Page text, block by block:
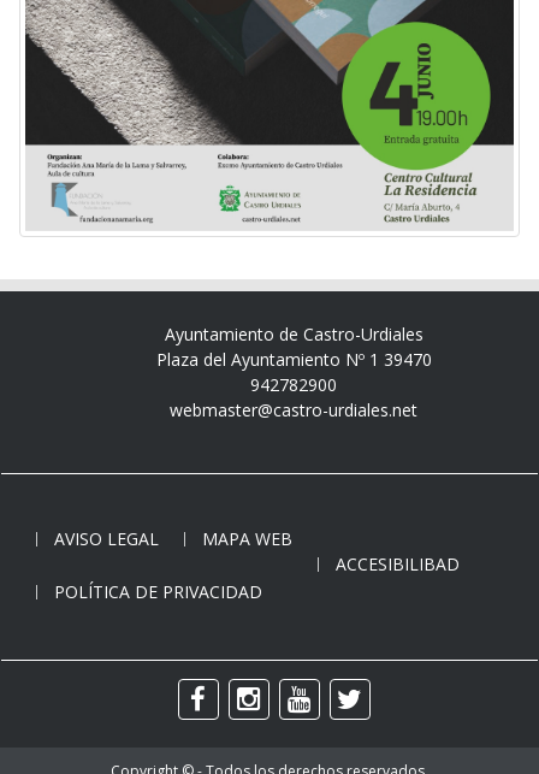
Ayuntamiento de Castro-Urdiales
Plaza del Ayuntamiento Nº 1 39470
942782900
webmaster@castro-urdiales.net
AVISO LEGAL
MAPA WEB
ACCESIBILIBAD
POLÍTICA DE PRIVACIDAD